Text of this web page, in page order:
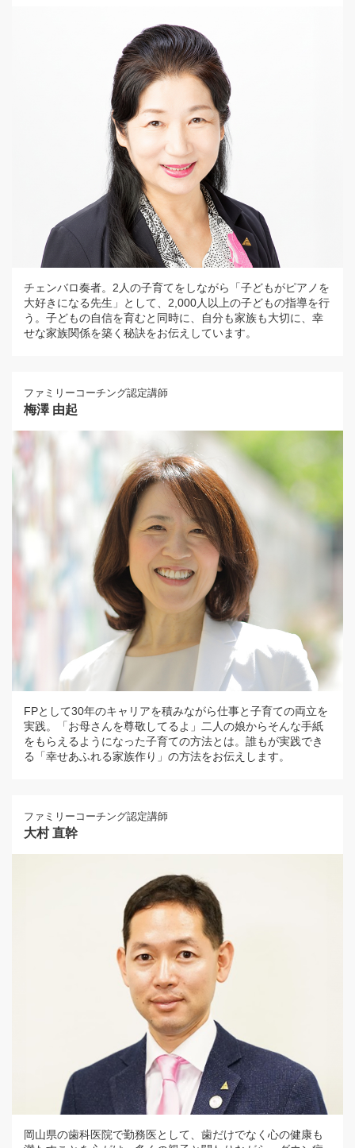
チェンバロ奏者。2人の子育てをしながら「子どもがピアノを
大好きになる先生」として、2,000人以上の子どもの指導を行
う。子どもの自信を育むと同時に、自分も家族も大切に、幸
せな家族関係を築く秘訣をお伝えしています。
ファミリーコーチング認定講師
梅澤 由起
FPとして30年のキャリアを積みながら仕事と子育ての両立を
実践。「お母さんを尊敬してるよ」二人の娘からそんな手紙
をもらえるようになった子育ての方法とは。誰もが実践でき
る「幸せあふれる家族作り」の方法をお伝えします。
ファミリーコーチング認定講師
大村 直幹
岡山県の歯科医院で勤務医として、歯だけでなく心の健康も